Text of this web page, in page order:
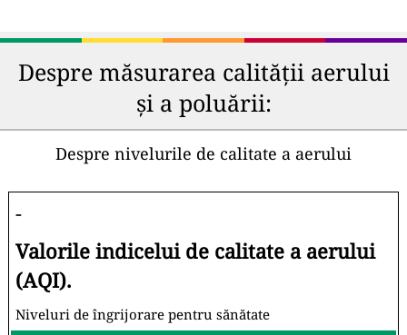
Despre măsurarea calității aerului
și a poluării:
Despre nivelurile de calitate a aerului
-
Valorile indicelui de calitate a aerului
(AQI).
Niveluri de îngrijorare pentru sănătate